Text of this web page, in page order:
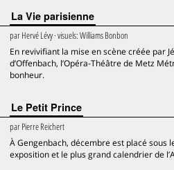
La Vie parisienne
parHervé Lévy· visuels:Williams Bonbon
En revivifiant la mise en scène créée par
d’Offenbach, l’Opéra-Théâtre de Metz
bonheur.
Le Petit Prince
parPierre Reichert
À Gengenbach, décembre est placé sous
exposition et le plus grand calendrier de